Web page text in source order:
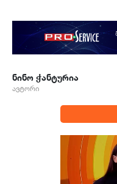
ნინო ჭანტურია
ავტორი